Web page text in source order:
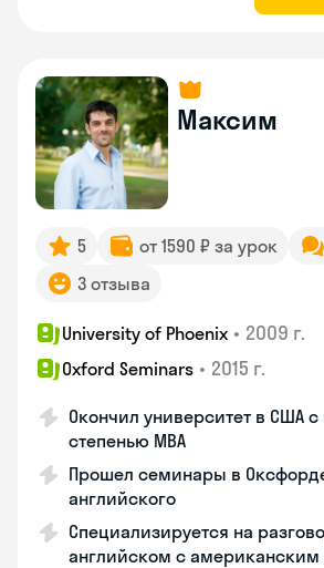
Максим
5 от 1590 ₽ за урок
3 отзыва
University of Phoenix • 2009 г.
Oxford Seminars • 2015 г.
Окончил университет в США
степенью MBA
Прошел семинары в
английского
Специализируется на
английском с американским